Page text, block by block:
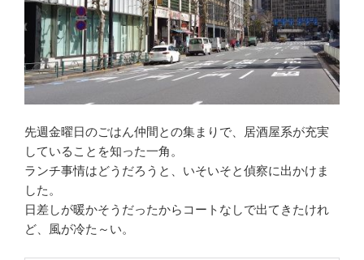
先週金曜日のごはん仲間との集まりで、居酒屋系が充実
していることを知った一角。
ランチ事情はどうだろうと、いそいそと偵察に出かけま
した。
日差しが暖かそうだったからコートなしで出てきたけれ
ど、風が冷た～い。